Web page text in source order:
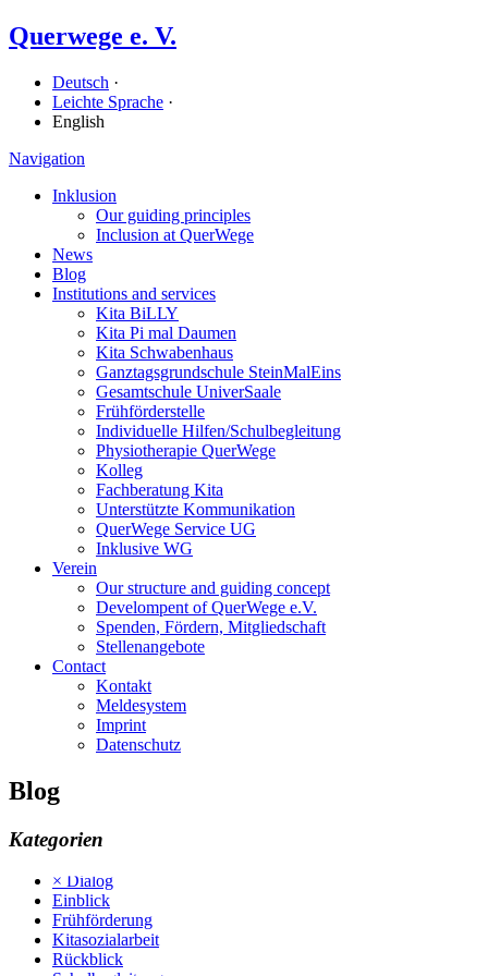
Querwege e. V.
Deutsch ·
Leichte Sprache ·
English
Navigation
Inklusion
Our guiding principles
Inclusion at QuerWege
News
Blog
Institutions and services
Kita BiLLY
Kita Pi mal Daumen
Kita Schwabenhaus
Ganz­tags­grund­schule SteinMalEins
Gesamtschule UniverSaale
Früh­förder­stelle
Individuelle Hilfen/​Schulbegleitung
Physiotherapie QuerWege
Kolleg
Fachberatung Kita
Unterstützte Kommunikation
QuerWege Service UG
Inklusive WG
Verein
Our structure and guiding concept
Develompent of QuerWege e.V.
Spenden, Fördern, Mitgliedschaft
Stellenangebote
Contact
Kontakt
Meldesystem
Imprint
Datenschutz
Blog
Kategorien
× Dialog
Einblick
Frühförderung
Kitasozialarbeit
Rückblick